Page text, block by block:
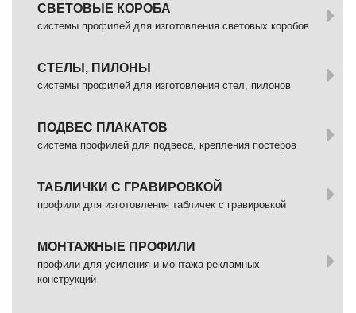
СВЕТОВЫЕ КОРОБА
системы профилей для изготовления световых коробов
СТЕЛЫ, ПИЛОНЫ
системы профилей для изготовления стел, пилонов
ПОДВЕС ПЛАКАТОВ
система профилей для подвеса, крепления постеров
ТАБЛИЧКИ С ГРАВИРОВКОЙ
профили для изготовления табличек с гравировкой
МОНТАЖНЫЕ ПРОФИЛИ
профили для усиления и монтажа рекламных
конструкций